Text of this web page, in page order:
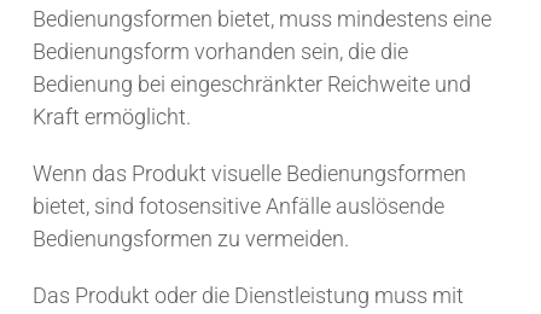
Bedienungsformen bietet, muss mindestens eine
Bedienungsform vorhanden sein, die die
Bedienung bei eingeschränkter Reichweite und
Kraft ermöglicht.
Wenn das Produkt visuelle Bedienungsformen
bietet, sind fotosensitive Anfälle auslösende
Bedienungsformen zu vermeiden.
Das Produkt oder die Dienstleistung muss mit